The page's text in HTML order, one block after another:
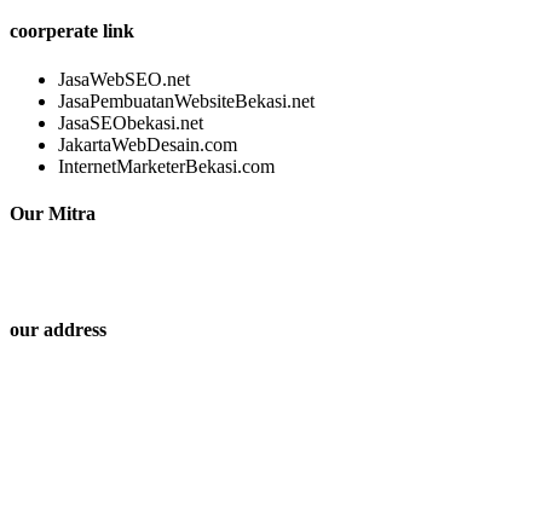
coorperate link
JasaWebSEO.net
JasaPembuatanWebsiteBekasi.net
JasaSEObekasi.net
JakartaWebDesain.com
InternetMarketerBekasi.com
Our Mitra
our address